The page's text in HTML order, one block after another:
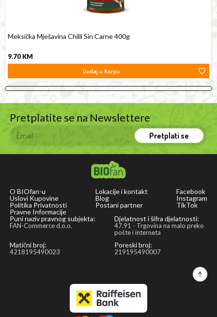
Meksička Mješavina Chilli Sin Carne 400g
9.70 KM
Dodaj u Korpu
Pretplatite se na Newslettere
Pretplati se
O BIOfan-u
Uslovi Kupovine
Politika Privatnosti
Lokacije i kontakt
Blog
Postani partner
Facebook
Instagram
TikTok
Pravne Informacije
Puni naziv pravnog subjekta:
FAN-Commerce d.o.o.
Djelatnost i šifra djelatnosti:
47.91 - Trgovina na malo preko
pošte i interneta
Matični broj:
4218195490023
Poreski broj:
219195490007